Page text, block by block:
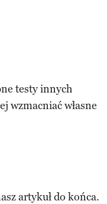
testy innych
wzmacniać własne
artykuł do końca.